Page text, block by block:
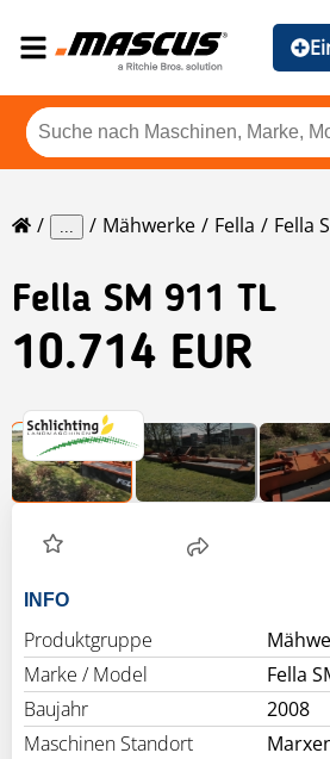
... Mähwerke Fella Fella
Fella SM 911 TL
10.714 EUR
INFO
Produktgruppe
Marke / Model
Fella
Baujahr
2008
Maschinen Standort